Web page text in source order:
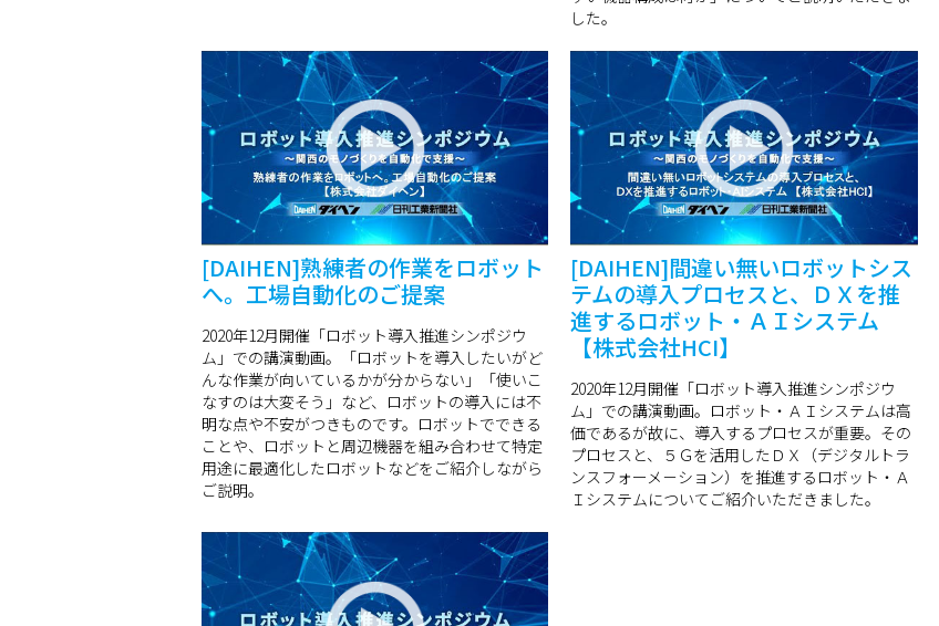
した。
[DAIHEN]熟練者の作業をロボット
へ。工場自動化のご提案
2020年12月開催「ロボット導入推進シンポジウ
ム」での講演動画。「ロボットを導入したいがど
んな作業が向いているかが分からない」「使いこ
なすのは大変そう」など、ロボットの導入には不
明な点や不安がつきものです。ロボットでできる
ことや、ロボットと周辺機器を組み合わせて特定
用途に最適化したロボットなどをご紹介しながら
ご説明。
[DAIHEN]間違い無いロボットシス
テムの導入プロセスと、ＤＸを推
進するロボット・ＡＩシステム
【株式会社HCI】
2020年12月開催「ロボット導入推進シンポジウ
ム」での講演動画。ロボット・ＡＩシステムは高
価であるが故に、導入するプロセスが重要。その
プロセスと、５Ｇを活用したＤＸ（デジタルトラ
ンスフォーメ－ション）を推進するロボット・Ａ
Ｉシステムについてご紹介いただきました。